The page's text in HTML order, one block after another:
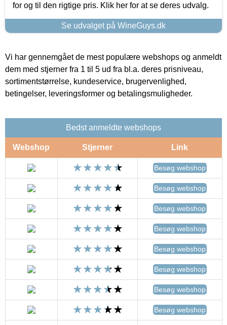
for og til den rigtige pris. Klik her for at se deres udvalg.
Se udvalget på WineGuys.dk
Vi har gennemgået de mest populære webshops og anmeldt
dem med stjerner fra 1 til 5 ud fra bl.a. deres prisniveau,
sortimentstørrelse, kundeservice, brugervenlighed,
betingelser, leveringsformer og betalingsmuligheder.
Bedst anmeldte webshops
Webshop Stjerner Link
Besøg webshop
Besøg webshop
Besøg webshop
Besøg webshop
Besøg webshop
Besøg webshop
Besøg webshop
Besøg webshop